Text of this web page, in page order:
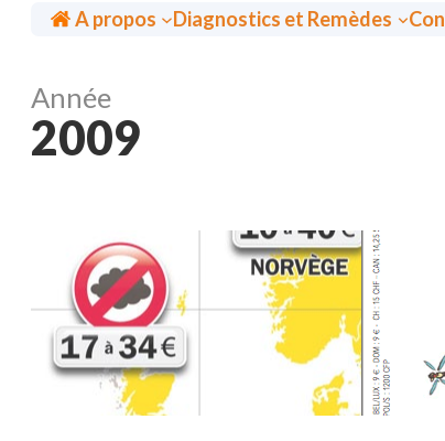
Accueil
A propos Diagnostics et Remèdes
Année
2009